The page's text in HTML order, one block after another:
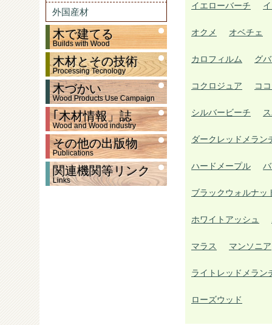
外国産材
木で建てる
Builds with Wood
木材とその技術
Processing Tecnology
木づかい
Wood Products Use Campaign
｢木材情報」誌
Wood and Wood industry
その他の出版物
Publications
関連機関等リンク
Links
イエローバーチ
オクメ オベチェ
カロフィルム グ
コクロジュア コ
シルバービーチ
ダークレッドメラン
ハードメープル
ブラックウォルナッ
ホワイトアッシュ
マラス マンソニア
ライトレッドメラン
ローズウッド